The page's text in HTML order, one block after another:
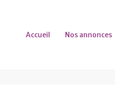
Accueil Nos annonces